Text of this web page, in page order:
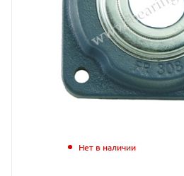
Нет в наличии